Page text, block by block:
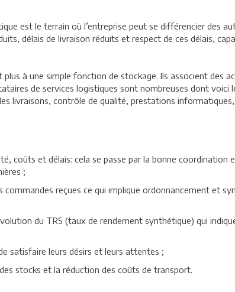
est le terrain où l’entreprise peut se différencier des
délais de livraison réduits et respect de ces délais,
à une simple fonction de stockage. Ils associent des
de services logistiques sont nombreuses dont voici
livraisons, contrôle de qualité, prestations informatiques,
coûts et délais: cela se passe par la bonne coordination
;
reçues ce qui implique ordonnancement et
du TRS (taux de rendement synthétique) qui
satisfaire leurs désirs et leurs attentes ;
stocks et la réduction des coûts de transport.